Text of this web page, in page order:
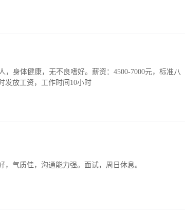
身体健康，无不良嗜好。薪资：4500-7000元，标准八
发放工资，工作时间10小时
气质佳，沟通能力强。面试，周日休息。